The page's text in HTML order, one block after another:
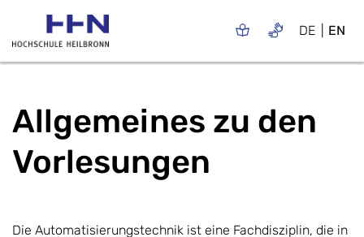
DE EN
Allgemeines zu den
Vorlesungen
Die Automatisierungstechnik ist eine Fachdisziplin, die in